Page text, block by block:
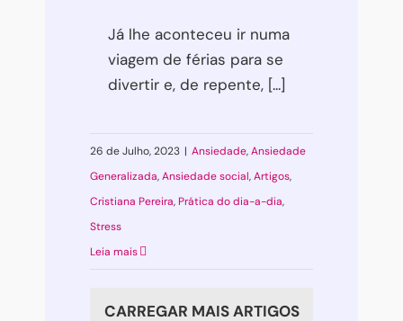
Já lhe aconteceu ir numa
viagem de férias para se
divertir e, de repente, [...]
26 de Julho, 2023 | Ansiedade,Ansiedade
Generalizada,Ansiedade social,Artigos,
Cristiana Pereira, Prática do dia-a-dia,
Stress
Leia mais
CARREGAR MAIS ARTIGOS